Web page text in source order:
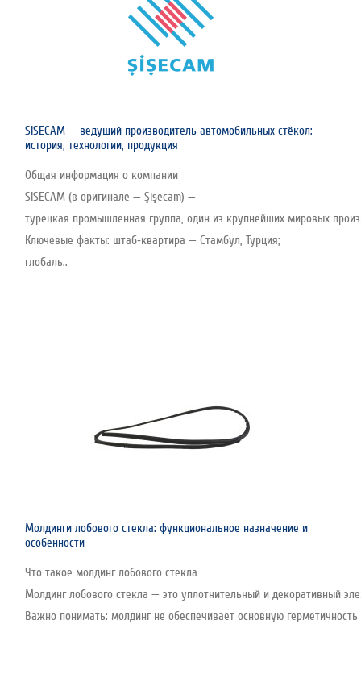
SISECAM — ведущий производитель автомобильных стёкол:
история, технологии, продукция
Общая информация о компании
SISECAM (в оригинале — Şişecam) —
турецкая промышленная группа, один из крупнейших мировых
Ключевые факты: штаб‑квартира — Стамбул, Турция;
глобаль..
Молдинги лобового стекла: функциональное назначение и
особенности
Что такое молдинг лобового стекла
Молдинг лобового стекла — это уплотнительный и декоративный
Важно понимать: молдинг не обеспечивает основную